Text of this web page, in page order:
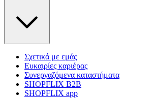
Σχετικά με εμάς
Ευκαιρίες καριέρας
Συνεργαζόμενα καταστήματα
SHOPFLIX B2B
SHOPFLIX app